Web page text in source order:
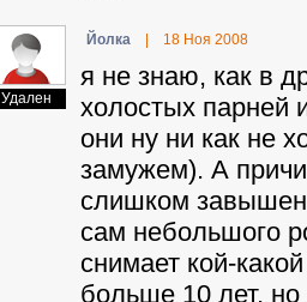
Удален
Йoлкa 18 Ноя 2008
я не знаю, как в
холостых парней
они ну ни как не
замужем). А
слишком
сам небольшого
снимает кой-
больше 10 лет,